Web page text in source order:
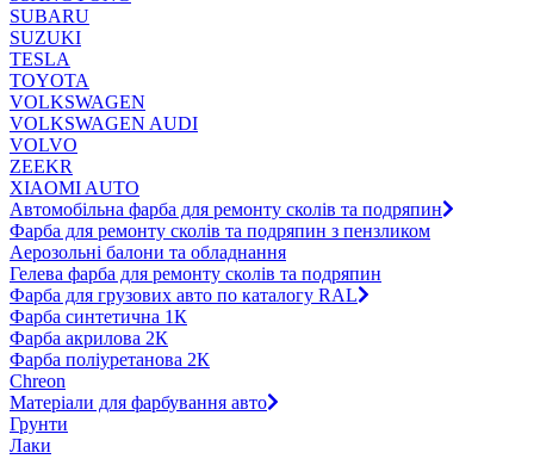
SUBARU
SUZUKI
TESLA
TOYOTA
VOLKSWAGEN
VOLKSWAGEN AUDI
VOLVO
ZEEKR
XIAOMI AUTO
Автомобільна фарба для ремонту сколів та подряпин
Фарба для ремонту сколів та подряпин з пензликом
Аерозольні балони та обладнання
Гелева фарба для ремонту сколів та подряпин
Фарба для грузових авто по каталогу RAL
Фарба синтетична 1К
Фарба акрилова 2К
Фарба поліуретанова 2К
Chreon
Матеріали для фарбування авто
Грунти
Лаки